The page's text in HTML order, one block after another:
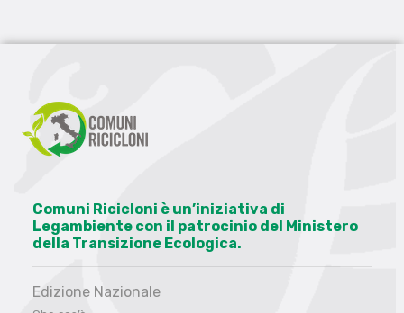
Comuni Ricicloni è un’iniziativa di
Legambiente con il patrocinio del Ministero
della Transizione Ecologica.
Edizione Nazionale